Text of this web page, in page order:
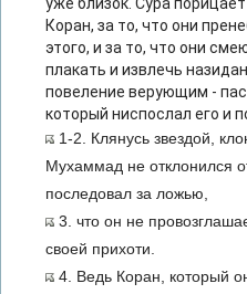
Коран, за то, что они
этого, и за то, что они
плакать и извлечь
повеление верующим -
который ниспослал его и
1-2. Клянусь звездой,
Мухаммад не отклонился
последовал за ложью,
3. что он не
своей прихоти.
4. Ведь Коран, который